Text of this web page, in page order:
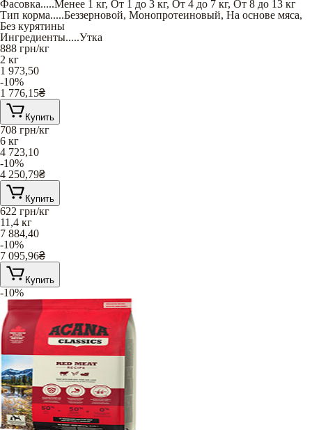
Фасовка.....Менее 1 кг, От 1 до 3 кг, От 4 до 7 кг, От 8 до 13 кг
Тип корма.....Беззерновой, Монопротеиновый, На основе мяса,
Без курятины
Ингредиенты.....Утка
888 грн/кг
2 кг
1 973,50
-10%
1 776,15₴
Купить
708 грн/кг
6 кг
4 723,10
-10%
4 250,79₴
Купить
622 грн/кг
11,4 кг
7 884,40
-10%
7 095,96₴
Купить
-10%